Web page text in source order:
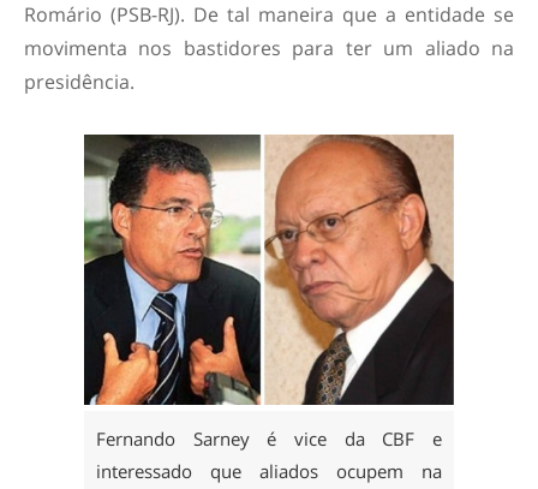
Romário (PSB-RJ). De tal maneira que a entidade se
movimenta nos bastidores para ter um aliado na
presidência.
Fernando Sarney é vice da CBF e
interessado que aliados ocupem na